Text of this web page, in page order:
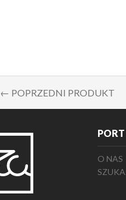
← POPRZEDNI PRODUKT
O NAS